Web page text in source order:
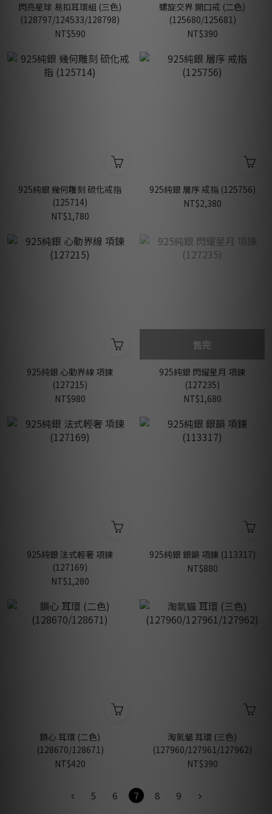
閃亮星球 易扣耳環組 (三色)
(128797/124533/128798)
NT$590
螺旋交界 開口戒 (二色)
(125680/125681)
NT$390
925純銀 幾何雕刻 硫化戒指
(125714)
NT$1,780
925純銀 層序 戒指 (125756)
NT$2,380
925純銀 心動界線 項鍊
(127215)
NT$980
售完
925純銀 閃耀星月 項鍊
(127235)
NT$1,680
925純銀 法式輕奢 項鍊
(127169)
NT$1,280
925純銀 銀韻 項鍊 (113317)
NT$880
鎖心 耳環 (二色)
(128670/128671)
NT$420
淘氣貓 耳環 (三色)
(127960/127961/127962)
NT$390
5 6 7 8 9